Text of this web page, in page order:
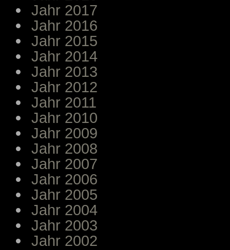
Jahr 2017
Jahr 2016
Jahr 2015
Jahr 2014
Jahr 2013
Jahr 2012
Jahr 2011
Jahr 2010
Jahr 2009
Jahr 2008
Jahr 2007
Jahr 2006
Jahr 2005
Jahr 2004
Jahr 2003
Jahr 2002